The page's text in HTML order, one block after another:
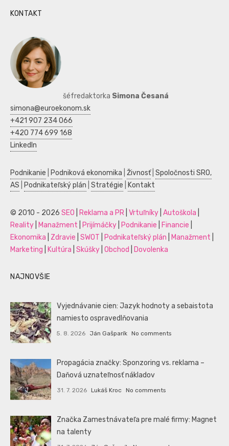
KONTAKT
šéfredaktorka Simona Česaná
simona@euroekonom.sk
+421 907 234 066
+420 774 699 168
LinkedIn
Podnikanie Podniková ekonomika Živnosť| Spoločnosti SRO,
AS
Podnikateľský plán Stratégie Kontakt
© 2010 - 2026 SEO Reklama a PR Vrtuľníky Autoškola
Reality
Manažment Prijímáčky Podnikanie Financie
Ekonomika
Zdravie SWOT Podnikateľský plán Manažment
Marketing
Kultúra Skúšky Obchod Dovolenka
NAJNOVŠIE
Vyjednávanie cien: Jazyk hodnoty a sebaistota
namiesto ospravedlňovania
5. 8. 2026 Ján Gašparík No comments
Propagácia značky: Sponzoring vs. reklama –
Daňová uznateľnosť nákladov
31. 7. 2026 Lukáš Kroc No comments
Značka Zamestnávateľa pre malé firmy: Magnet
na talenty